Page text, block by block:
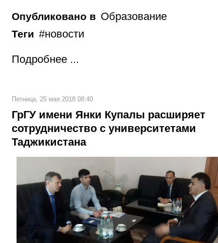
Опубликовано в Образование
Теги новости
Подробнее ...
Пятница, 25 мая 2018 08:40
ГрГУ имени Янки Купалы расширяет
сотрудничество с университетами
Таджикистана